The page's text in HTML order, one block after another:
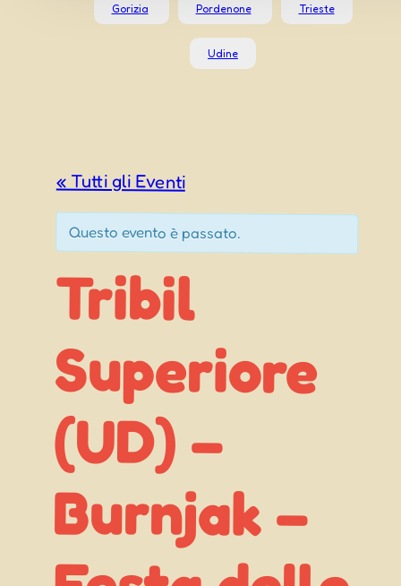
Gorizia Pordenone Trieste
Udine
« Tutti gli Eventi
Questo evento è passato.
Tribil
Superiore
(UD) –
Burnjak –
Festa delle